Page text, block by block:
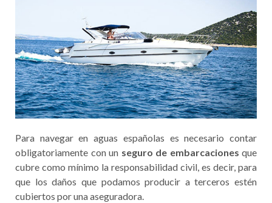
Para navegar en aguas españolas es necesario contar
obligatoriamente con un seguro de embarcaciones que
cubre como mínimo la responsabilidad civil, es decir, para
que los daños que podamos producir a terceros estén
cubiertos por una aseguradora.